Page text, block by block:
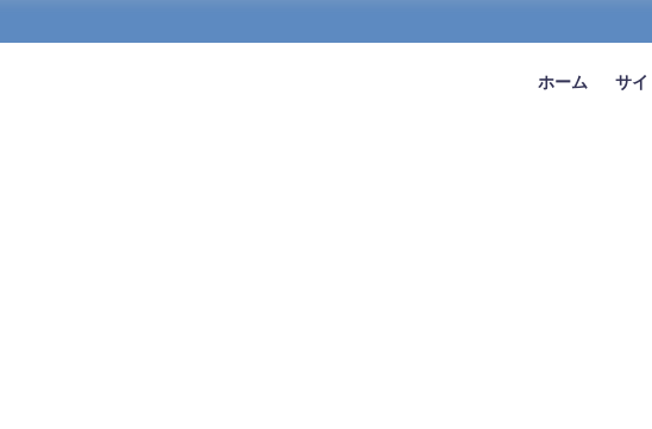
ホーム サイ